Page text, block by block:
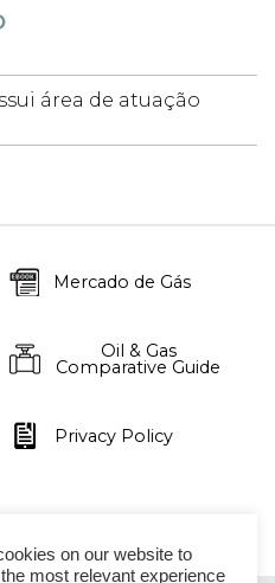
área de atuação
Mercado de Gás
Oil & Gas
Comparative Guide
Privacy Policy
on our website to
most relevant experience